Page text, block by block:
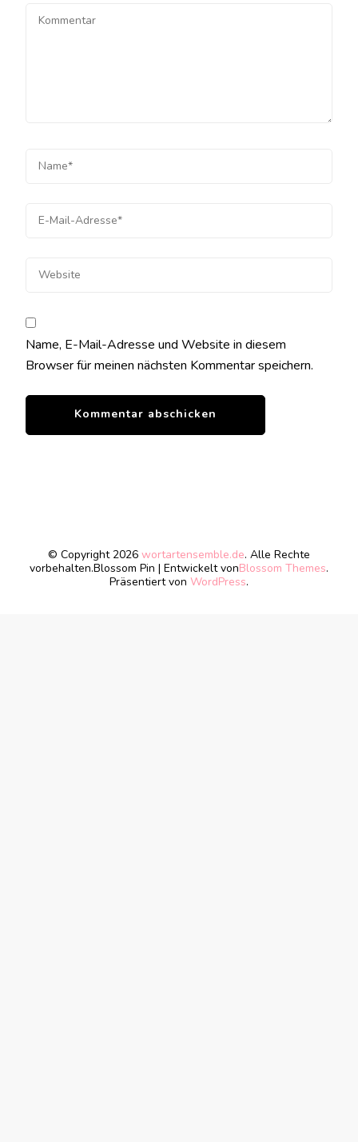
Name, E-Mail-Adresse und Website in diesem
Browser für meinen nächsten Kommentar speichern.
© Copyright 2026 wortartensemble.de. Alle Rechte
vorbehalten.Blossom Pin | Entwickelt vonBlossom Themes.
Präsentiert von WordPress.